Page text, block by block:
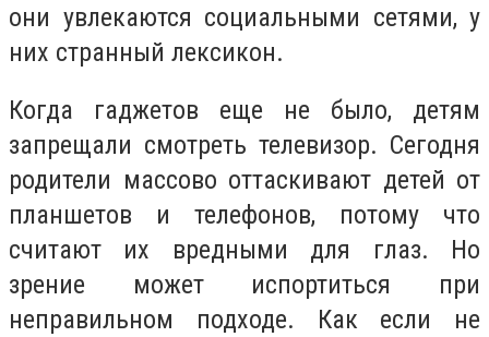
они увлекаются социальными сетями, у
них странный лексикон.
Когда гаджетов еще не было, детям
запрещали смотреть телевизор. Сегодня
родители массово оттаскивают детей от
планшетов и телефонов, потому что
считают их вредными для глаз. Но
зрение может испортиться при
неправильном подходе. Как если не